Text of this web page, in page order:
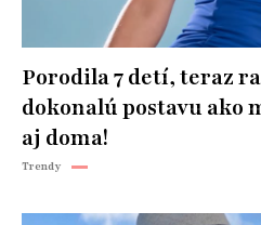
Porodila 7 detí, teraz
dokonalú postavu ako
aj doma!
Trendy